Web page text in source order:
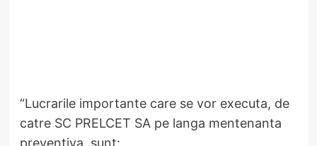
​“Lucrarile importante care se vor executa, de
catre SC PRELCET SA pe langa mentenanta
preventiva, sunt: